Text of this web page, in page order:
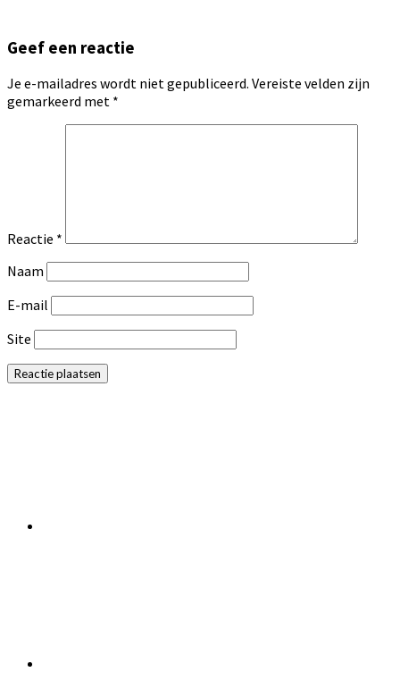
Geef een reactie
Je e-mailadres wordt niet gepubliceerd. Vereiste velden zijn
gemarkeerd met *
Reactie *
Naam
E-mail
Site